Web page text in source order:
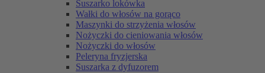
Suszarko lokówka
Wałki do włosów na gorąco
Maszynki do strzyżenia włosów
Nożyczki do cieniowania włosów
Nożyczki do włosów
Peleryna fryzjerska
Suszarka z dyfuzorem